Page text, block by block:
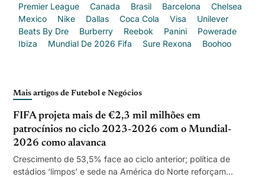
Premier League
Canada Brasil Barcelona
Chelsea
Mexico
Nike Dallas Coca Cola Visa
Unilever
Beats By Dre
Burberry Reebok Panini
Powerade
Ibiza
Mundial De 2026 Fifa Sure Rexona Boohoo
Mais artigos de Futebol e Negócios
FIFA projeta mais de €2,3 mil milhões em
patrocínios no ciclo 2023-2026 com o Mundial-
2026 como alavanca
Crescimento de 53,5% face ao ciclo anterior; política de
estádios ‘limpos’ e sede na América do Norte reforçam